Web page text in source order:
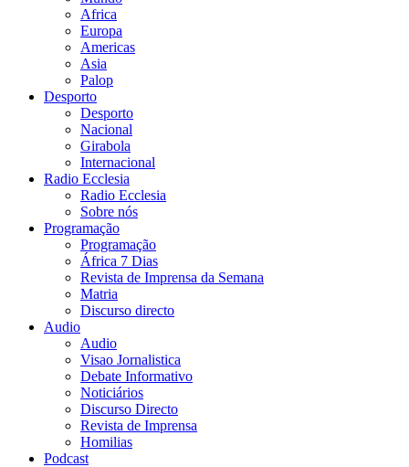
Africa
Europa
Americas
Asia
Palop
Desporto
Desporto
Nacional
Girabola
Internacional
Radio Ecclesia
Radio Ecclesia
Sobre nós
Programação
Programação
África 7 Dias
Revista de Imprensa da Semana
Matria
Discurso directo
Audio
Audio
Visao Jornalistica
Debate Informativo
Noticiários
Discurso Directo
Revista de Imprensa
Homilias
Podcast